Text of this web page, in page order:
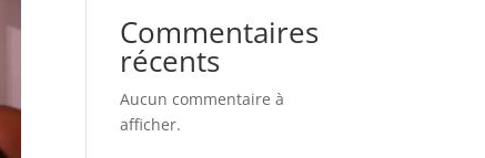
Commentaires
récents
Aucun commentaire à
afficher.